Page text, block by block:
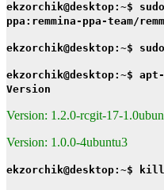
ekzorchik@desktop:~$
ppa:remmina-ppa-team/
ekzorchik@desktop:~$
ekzorchik@desktop:~$
Version
Version: 1.2.0-rcgit-17-
Version: 1.0.0-4ubuntu3
ekzorchik@desktop:~$